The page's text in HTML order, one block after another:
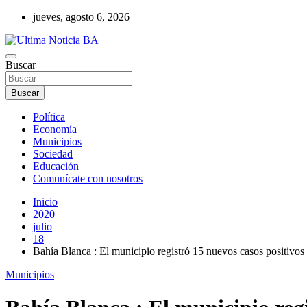
Saltar
contenido
jueves, agosto 6, 2026
Ultima Noticia BA
Últimas noticias de la provincia de Buenos Aires y del partido de La
Buscar
Buscar
Política
Economía
Municipios
Sociedad
Educación
Comunícate con nosotros
Inicio
2020
julio
18
Bahía Blanca : El municipio registró 15 nuevos casos
Municipios